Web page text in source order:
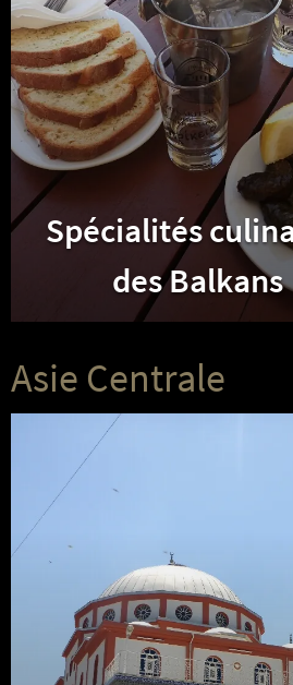
Spécialités
des Balkans
Asie Centrale